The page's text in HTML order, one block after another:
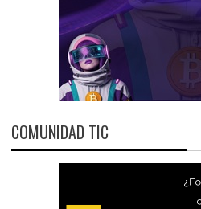
COMUNIDAD TIC